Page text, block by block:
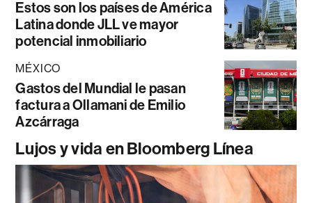
Estos son los países de América
Latina donde JLL ve mayor
potencial inmobiliario
MÉXICO
Gastos del Mundial le pasan
factura a Ollamani de Emilio
Azcárraga
Lujos y vida en Bloomberg Línea